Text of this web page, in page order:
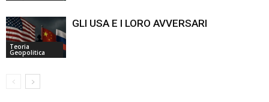
Teoria
Geopolitica
GLI USA E I LORO AVVERSARI